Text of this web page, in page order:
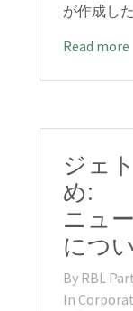
が作成し
Read more
ジェ
め:
ニュ
につ
By RBL
In